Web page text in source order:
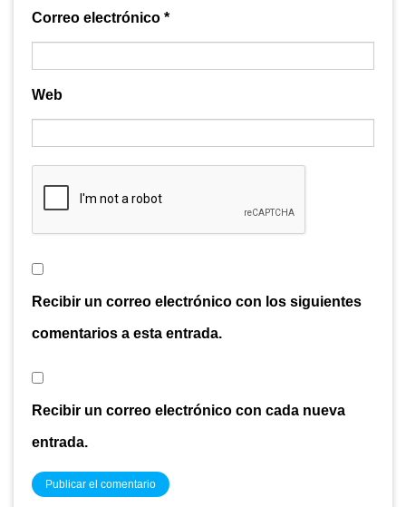
Correo electrónico *
Web
Recibir un correo electrónico con los siguientes
comentarios a esta entrada.
Recibir un correo electrónico con cada nueva
entrada.